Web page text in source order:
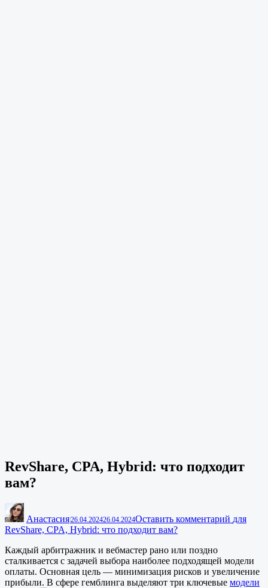
RevShare, CPA, Hybrid: что подходит
вам?
Анастасия|26.04.202426.04.2024Оставить комментарий для
RevShare, CPA, Hybrid: что подходит вам?
Каждый арбитражник и вебмастер рано или поздно
сталкивается с задачей выбора наиболее подходящей модели
оплаты. Основная цель — минимизация рисков и увеличение
прибыли. В сфере гемблинга выделяют три ключевые модели